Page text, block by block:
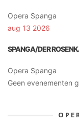
Opera Spanga
aug 13 2026
SPANGA/DER
Opera Spanga
Geen evenementen